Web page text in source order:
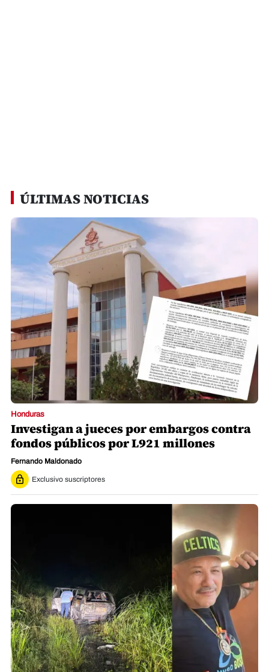
ÚLTIMAS NOTICIAS
Honduras
Investigan a jueces por embargos contra
fondos públicos por L921 millones
Fernando Maldonado
Exclusivo suscriptores